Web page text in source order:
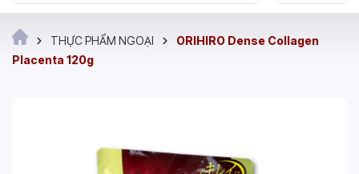
THỰC PHẨM NGOẠI
ORIHIRO Dense Collagen
Placenta 120g